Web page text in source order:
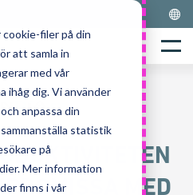
filer på din
att samla in
med vår
ihåg dig. Vi använder
anpassa din
statistik
på
Mer information
finns i vår
Menu
MED